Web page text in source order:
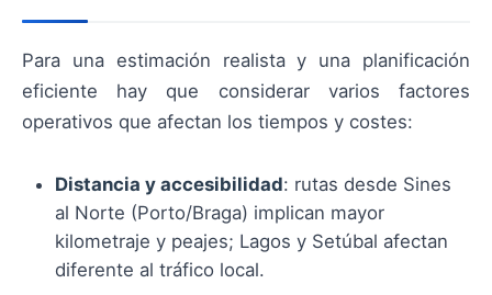
Para una estimación realista y una planificación
eficiente hay que considerar varios factores
operativos que afectan los tiempos y costes:
Distancia y accesibilidad: rutas desde Sines
al Norte (Porto/Braga) implican mayor
kilometraje y peajes; Lagos y Setúbal afectan
diferente al tráfico local.